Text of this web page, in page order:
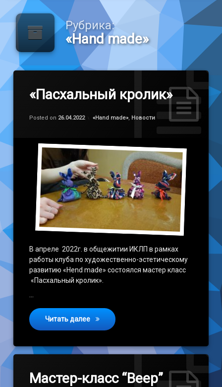
Рубрика:
«Наnd made»
«Пасхальный кролик»
Posted on 26.04.2022
Обновлено на 26.04.2022
by admin
Категории:
«Наnd made», Новости
В апреле 2022г. в общежитии ИКЛП в рамках
работы клуба по художественно-эстетическому
развитию «Hend made» состоялся мастер класс
«Пасхальный кролик».
Читать далее «Пасхальный кролик»
Мастер-класс “Веер”